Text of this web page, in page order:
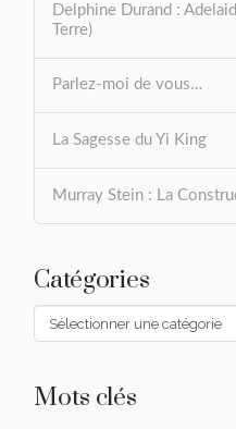
Delphine Durand :
Terre)
Parlez-moi de vous…
La Sagesse du Yi King
Murray Stein : La
Catégories
Catégories
Mots clés